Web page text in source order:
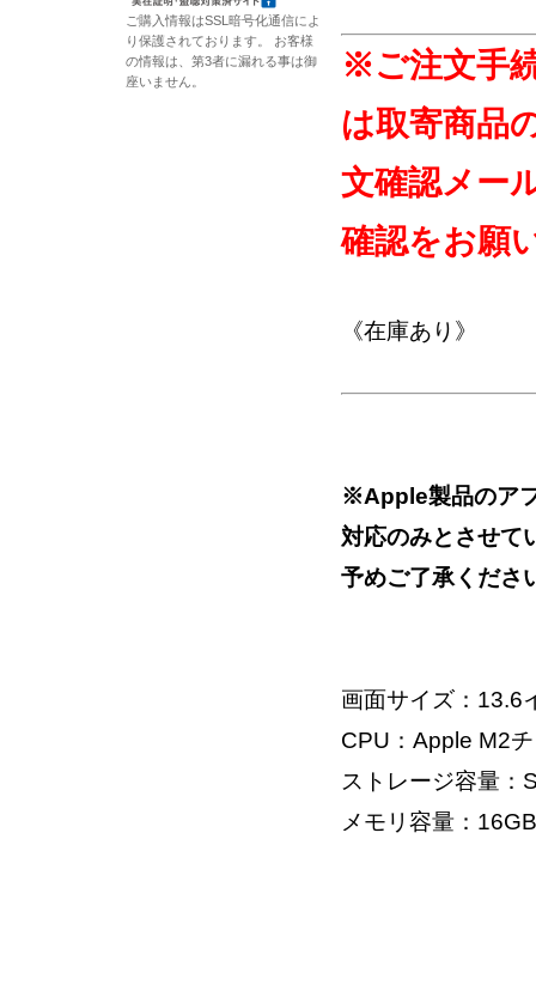
※ご注文手
は取寄商品
文確認メー
確認をお願
《在庫あり》
※Apple製品のア
対応のみとさせて
予めご了承くださ
画面サイズ：13.6
CPU：Apple M2
ストレージ容量：
メモリ容量：16GB
ご購入情報はSSL暗号化通信によ
り保護されております。 お客様
の情報は、第3者に漏れる事は御
座いません。